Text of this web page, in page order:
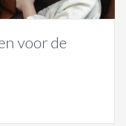
voor de